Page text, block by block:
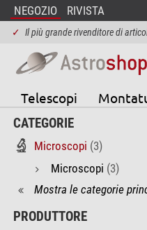
NEGOZIO RIVISTA
✓ Il più grande rivenditore di
Telescopi
CATEGORIE
Microscopi (3)
Microscopi (3)
Mostra le categorie
PRODUTTORE